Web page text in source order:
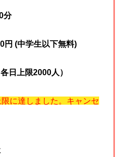
分
円 (中学生以下無料)
日上限2000人）
限に達しました。キャンセ